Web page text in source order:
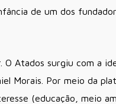
de um dos
Atados surgiu com a
Morais. Por meio da
(educação, meio